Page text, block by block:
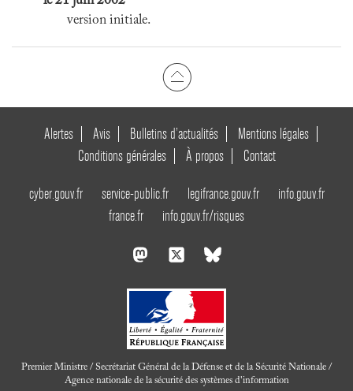
version initiale.
Alertes Avis Bulletins d’actualités
Mentions légales
Conditions générales
À propos Contact
cyber.gouv.fr service-public.fr legifrance.gouv.fr
info.gouv.fr
france.fr
info.gouv.fr/risques
Premier Ministre / Secrétariat Général de la Défense et de la Sécurité Nationale /
Agence nationale de la sécurité des systèmes d'information